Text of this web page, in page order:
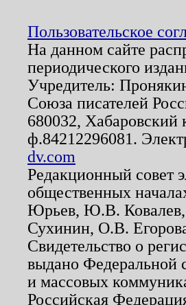
Пользовательское
На данном сайте
периодического
Учредитель:
Союза писателей
680032, Хабаровский
ф.84212296081.
dv.com
Редакционный совет
общественных
Юрьев, Ю.В.
Сухинин, О.В.
Свидетельство о
выдано Федеральной
и массовых
Российская